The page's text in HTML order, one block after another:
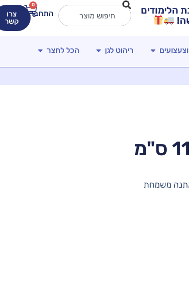
לשנת הלימודים
התחברות
0
צרו
קשר
ריהוט לגן הכל לחצר
משמחת